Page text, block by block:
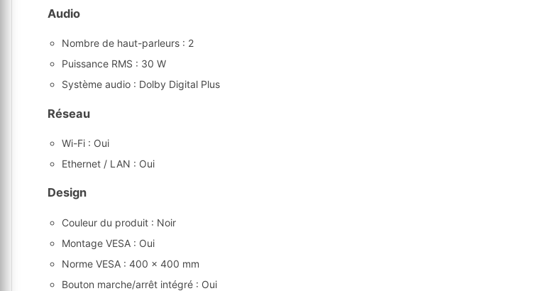
Audio
Nombre de haut-parleurs : 2
Puissance RMS : 30 W
Système audio : Dolby Digital Plus
Réseau
Wi-Fi : Oui
Ethernet / LAN : Oui
Design
Couleur du produit : Noir
Montage VESA : Oui
Norme VESA : 400 x 400 mm
Bouton marche/arrêt intégré : Oui